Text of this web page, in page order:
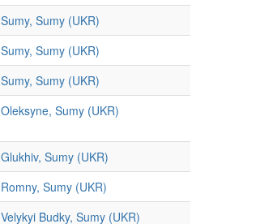
Sumy, Sumy (UKR)
Sumy, Sumy (UKR)
Sumy, Sumy (UKR)
Oleksyne, Sumy (UKR)
Glukhiv, Sumy (UKR)
Romny, Sumy (UKR)
Velykyi Budky, Sumy (UKR)